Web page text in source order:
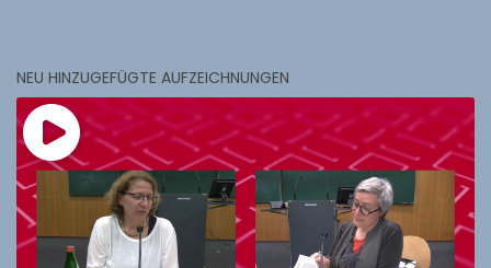
NEU HINZUGEFÜGTE AUFZEICHNUNGEN